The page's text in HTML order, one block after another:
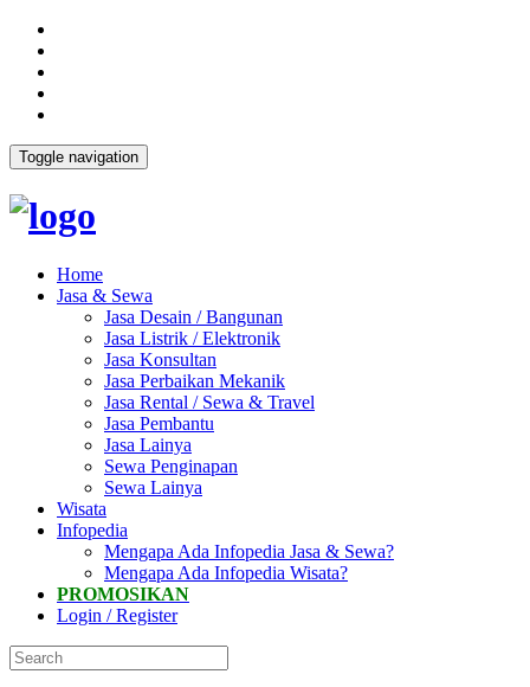
Toggle navigation
Home
Jasa & Sewa
Jasa Desain / Bangunan
Jasa Listrik / Elektronik
Jasa Konsultan
Jasa Perbaikan Mekanik
Jasa Rental / Sewa & Travel
Jasa Pembantu
Jasa Lainya
Sewa Penginapan
Sewa Lainya
Wisata
Infopedia
Mengapa Ada Infopedia Jasa & Sewa?
Mengapa Ada Infopedia Wisata?
PROMOSIKAN
Login / Register